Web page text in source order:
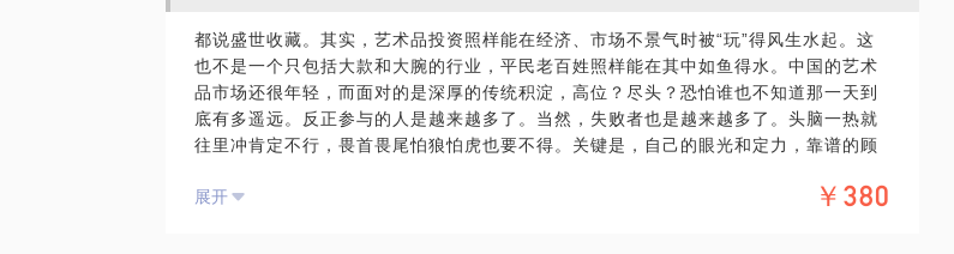
都说盛世收藏。其实，艺术品投资照样能在经济、市场不景气时被“玩”得风生水起。这
也不是一个只包括大款和大腕的行业，平民老百姓照样能在其中如鱼得水。中国的艺术
品市场还很年轻，而面对的是深厚的传统积淀，高位？尽头？恐怕谁也不知道那一天到
底有多遥远。反正参与的人是越来越多了。当然，失败者也是越来越多了。头脑一热就
往里冲肯定不行，畏首畏尾怕狼怕虎也要不得。关键是，自己的眼光和定力，靠谱的顾
无论您是收藏爱好者，还是专业投资家，抑或喜爱传统文化的人，只要曾有过以下困
展开 ￥380